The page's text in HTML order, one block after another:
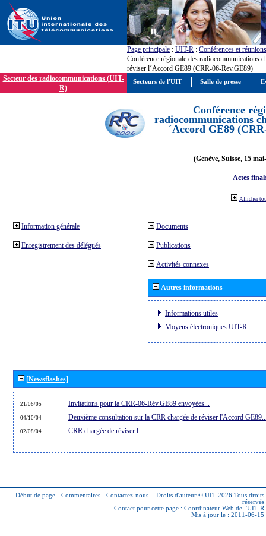
Page principale : UIT-R : Conférences et réunions
Conférence régionale des radiocommunications
réviser l´Accord GE89 (CRR-06-Rev.GE89)
Secteur des radiocommunications (UIT-
R)
Conférence
radiocommunications
´Accord GE89
(Genève, Suisse, 15
Actes
Afficher
Information générale
Enregistrement des délégués
Documents
Publications
Activités connexes
Autres informations
Informations utiles
Moyens électroniques UIT-R
[Newsflashes]
21/06/05 Invitations pour la CRR-06-Rév.GE89 envoyées...
04/10/04 Deuxième consultation sur la CRR chargée de réviser l'Accord
02/08/04 CRR chargée de réviser l
Début de page - Commentaires - Contactez-nous - Droits d'auteur © UIT 2026 Tous droits
réservés
Contact pour cette page : Coordinateur Web de l'UIT-R
Mis à jour le : 2011-06-15
Secteurs de l'UIT Salle de presse